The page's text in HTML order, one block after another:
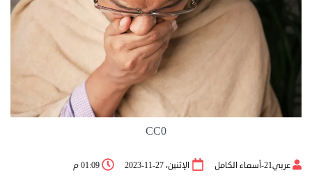
CC0
عربي21-أسماء الكامل الإثنين، 27-11-2023 01:09 م